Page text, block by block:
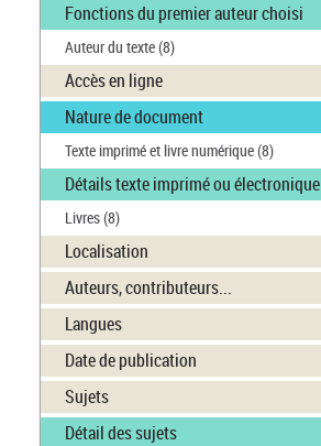
Fonctions du premier auteur choisi
Auteur du texte(8)
Accès en ligne
Nature de document
Texte imprimé et livre numérique(8)
Détails texte imprimé ou électronique
Livres(8)
Localisation
Auteurs, contributeurs...
Langues
Date de publication
Sujets
Détail des sujets